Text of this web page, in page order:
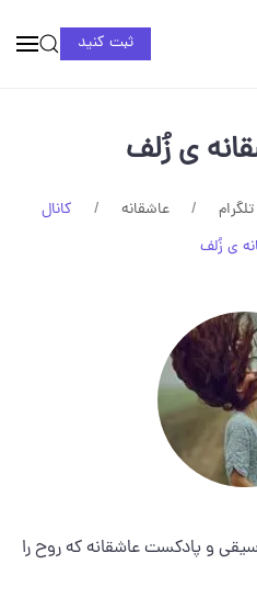
ثبت کنید
ی زُلف
عاشقانه
کانال
ی زُلف
و پادکست عاشقانه که روح را